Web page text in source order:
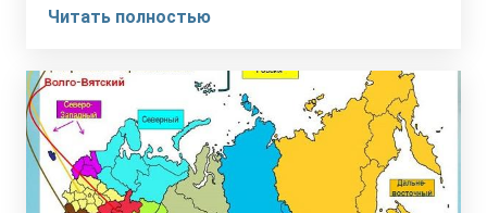
самая…
Читать полностью